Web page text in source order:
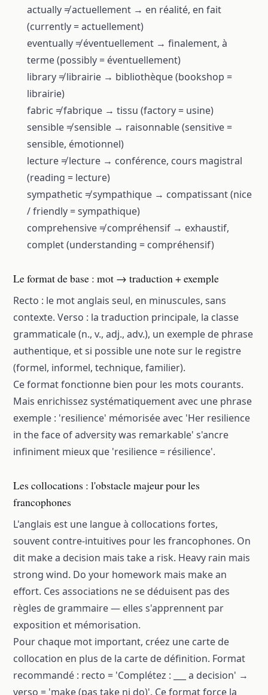
actually ≠ actuellement → en réalité, en fait
(currently = actuellement)
eventually ≠ éventuellement → finalement, à
terme (possibly = éventuellement)
library ≠ librairie → bibliothèque (bookshop =
librairie)
fabric ≠ fabrique → tissu (factory = usine)
sensible ≠ sensible → raisonnable (sensitive =
sensible, émotionnel)
lecture ≠ lecture → conférence, cours magistral
(reading = lecture)
sympathetic ≠ sympathique → compatissant (nice
/ friendly = sympathique)
comprehensive ≠ compréhensif → exhaustif,
complet (understanding = compréhensif)
Le format de base : mot → traduction + exemple
Recto : le mot anglais seul, en minuscules, sans
contexte. Verso : la traduction principale, la classe
grammaticale (n., v., adj., adv.), un exemple de phrase
authentique, et si possible une note sur le registre
(formel, informel, technique, familier).
Ce format fonctionne bien pour les mots courants.
Mais enrichissez systématiquement avec une phrase
exemple : 'resilience' mémorisée avec 'Her resilience
in the face of adversity was remarkable' s'ancre
infiniment mieux que 'resilience = résilience'.
Les collocations : l'obstacle majeur pour les
francophones
L'anglais est une langue à collocations fortes,
souvent contre-intuitives pour les francophones. On
dit make a decision mais take a risk. Heavy rain mais
strong wind. Do your homework mais make an
effort. Ces associations ne se déduisent pas des
règles de grammaire — elles s'apprennent par
exposition et mémorisation.
Pour chaque mot important, créez une carte de
collocation en plus de la carte de définition. Format
recommandé : recto = 'Complétez : ___ a decision' →
verso = 'make (pas take ni do)'. Ce format force la